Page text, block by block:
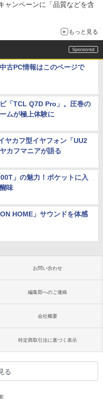
ャンペーンに「品質などを含
もっと見る
古PC情報はこのページで
「TCL Q7D Pro」。圧巻の
ムが極上体験に
ヤカフ型イヤフォン「UU2
カフマニアが語る
」の魅力！ポケットに入
味
HOME」サウンドを体感
お問い合わせ
編集部へのご連絡
会社概要
特定商取引法に基づく表示
る